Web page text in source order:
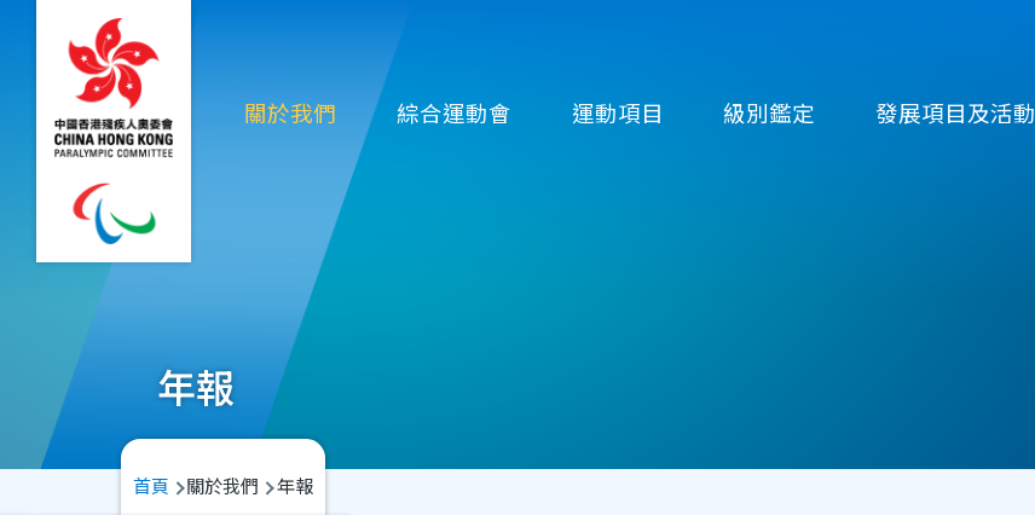
移至主內容
Main
navigation
關於我們 綜合運動會 運動項目 級別鑑定 發展項目及活動
年報
導
首頁 關於我們 年報